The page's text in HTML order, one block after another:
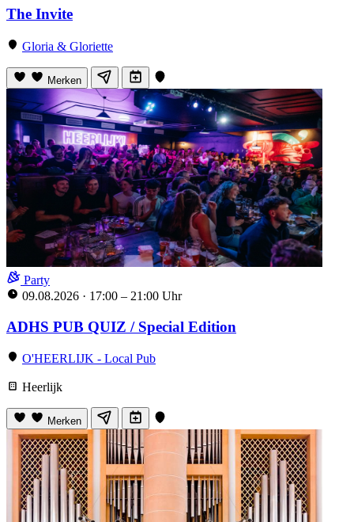
The Invite
Gloria & Gloriette
Merken
Party
09.08.2026 · 17:00 – 21:00 Uhr
ADHS PUB QUIZ / Special Edition
O'HEERLIJK - Local Pub
Heerlijk
Merken